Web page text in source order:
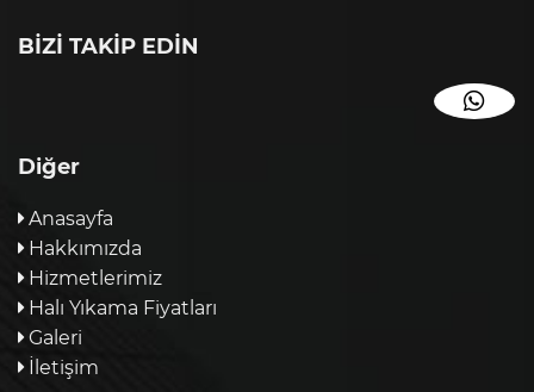
BİZİ TAKİP EDİN
Diğer
Anasayfa
Hakkımızda
Hizmetlerimiz
Halı Yıkama Fiyatları
Galeri
İletişim